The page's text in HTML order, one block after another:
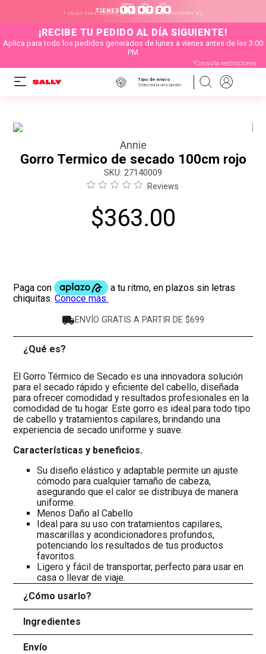
TIENES
HORAS
1 1 :
MIN
4 7 :
SEG
2 8
* VÁLIDO PARA CÓDIGOS SELECCIONADOS DE MONTERREY N.L
¡RECIBE TU PEDIDO AL DÍA SIGUIENTE!
Aplica para todo los pedidos generados de lunes a vienes antes de las 3:00
PM
*Consulta restricciones
Tipo de envío
Selecciona una opción
Annie
Gorro Termico de secado 100cm rojo
: 27140009
Reviews
$363.00
ENVÍO GRATIS A PARTIR DE $699
¿Qué es?
El Gorro Térmico de Secado es una innovadora solución
para el secado rápido y eficiente del cabello, diseñada
para ofrecer comodidad y resultados profesionales en la
comodidad de tu hogar. Este gorro es ideal para todo tipo
de cabello y tratamientos capilares, brindando una
experiencia de secado uniforme y suave.
Características y beneficios.
Su diseño elástico y adaptable permite un ajuste
cómodo para cualquier tamaño de cabeza,
asegurando que el calor se distribuya de manera
uniforme.
Menos Daño al Cabello
Ideal para su uso con tratamientos capilares,
mascarillas y acondicionadores profundos,
potenciando los resultados de tus productos
favoritos.
Ligero y fácil de transportar, perfecto para usar en
casa o llevar de viaje.
¿Cómo usarlo?
Ingredientes
Envío